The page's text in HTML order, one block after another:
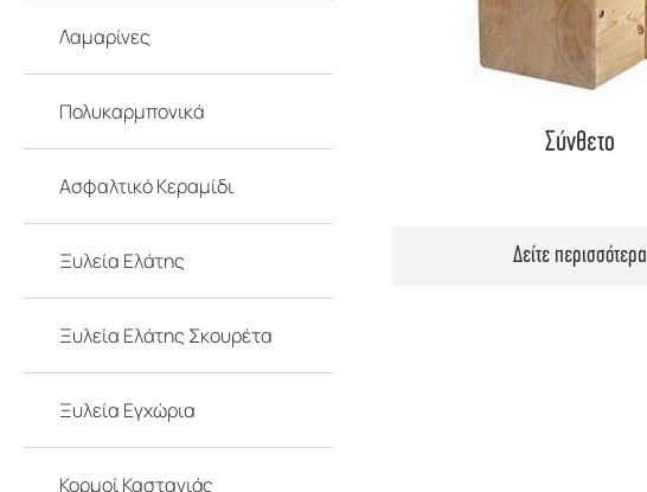
Λαμαρίνες
Πολυκαρμπονικά
Ασφαλτικό Κεραμίδι
Ξυλεία Ελάτης
Ξυλεία Ελάτης Σκουρέτα
Ξυλεία Εγχώρια
Κορμοί Καστανιάς
Σύνθετο
Δείτε περισσότερα